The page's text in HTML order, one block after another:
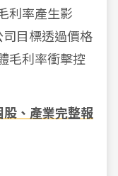
利率產生影
司目標透過價格
毛利率衝擊控
、產業完整報